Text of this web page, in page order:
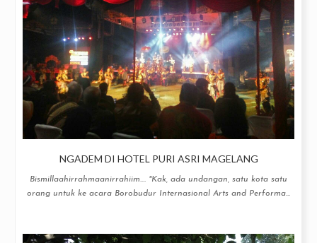
NGADEM DI HOTEL PURI ASRI MAGELANG
Bismillaahirrahmaanirrahiim.... "Kak, ada undangan, satu kota satu
orang untuk ke acara Borobudur Internasional Arts and Performa...